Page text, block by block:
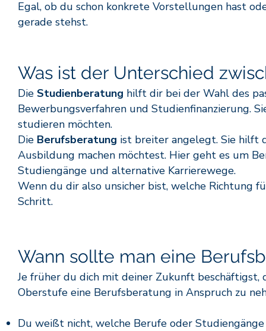
Egal, ob du schon konkrete Vorstellungen hast
gerade stehst.
Was ist der Unterschied
Die Studienberatung hilft dir bei der Wahl des
Bewerbungsverfahren und Studienfinanzierung.
studieren möchten.
Die Berufsberatung ist breiter angelegt. Sie hilft
Ausbildung machen möchtest. Hier geht es um
Studiengänge und alternative Karrierewege.
Wenn du dir also unsicher bist, welche Richtung
Schritt.
Wann sollte man eine
Je früher du dich mit deiner Zukunft
Oberstufe eine Berufsberatung in Anspruch zu
Du weißt nicht, welche Berufe oder Studiengänge